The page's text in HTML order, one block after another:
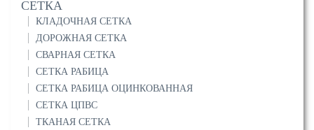
СЕТКА
КЛАДОЧНАЯ СЕТКА
ДОРОЖНАЯ СЕТКА
СВАРНАЯ СЕТКА
СЕТКА РАБИЦА
СЕТКА РАБИЦА ОЦИНКОВАННАЯ
СЕТКА ЦПВС
ТКАНАЯ СЕТКА